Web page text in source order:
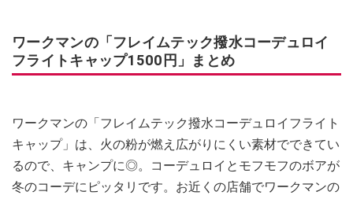
ワークマンの「フレイムテック撥水コーデュロイ
フライトキャップ1500円」まとめ
ワークマンの「フレイムテック撥水コーデュロイフライト
キャップ」は、火の粉が燃え広がりにくい素材でできてい
るので、キャンプに◎。コーデュロイとモフモフのボアが
冬のコーデにピッタリです。お近くの店舗でワークマンの